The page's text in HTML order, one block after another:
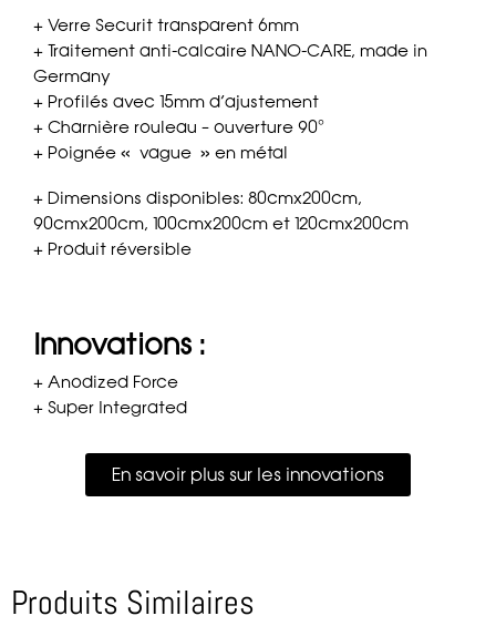
+ Verre Securit transparent 6mm
+ Traitement anti-calcaire NANO-CARE, made in
Germany
+ Profilés avec 15mm d’ajustement
+ Charnière rouleau – ouverture 90°
+ Poignée « vague » en métal
+ Dimensions disponibles: 80cmx200cm,
90cmx200cm, 100cmx200cm et 120cmx200cm
+ Produit réversible
Innovations :
+ Anodized Force
+ Super Integrated
En savoir plus sur les innovations
Produits Similaires